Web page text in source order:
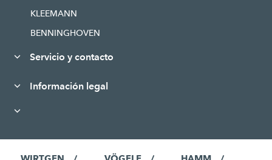
KLEEMANN
BENNINGHOVEN
Servicio y contacto
Información legal